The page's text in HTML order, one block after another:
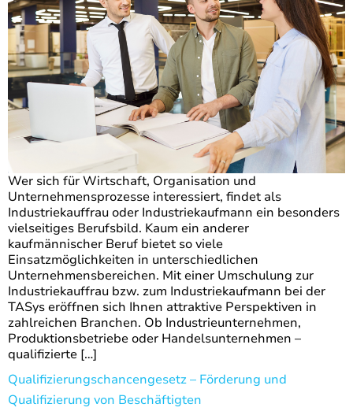
Wer sich für Wirtschaft, Organisation und
Unternehmensprozesse interessiert, findet als
Industriekauffrau oder Industriekaufmann ein besonders
vielseitiges Berufsbild. Kaum ein anderer
kaufmännischer Beruf bietet so viele
Einsatzmöglichkeiten in unterschiedlichen
Unternehmensbereichen. Mit einer Umschulung zur
Industriekauffrau bzw. zum Industriekaufmann bei der
TASys eröffnen sich Ihnen attraktive Perspektiven in
zahlreichen Branchen. Ob Industrieunternehmen,
Produktionsbetriebe oder Handelsunternehmen –
qualifizierte […]
Qualifizierungschancengesetz – Förderung und
Qualifizierung von Beschäftigten